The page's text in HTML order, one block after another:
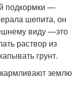
подкормки —
шепита, он
виду —это
раствор из
грунт.
землю